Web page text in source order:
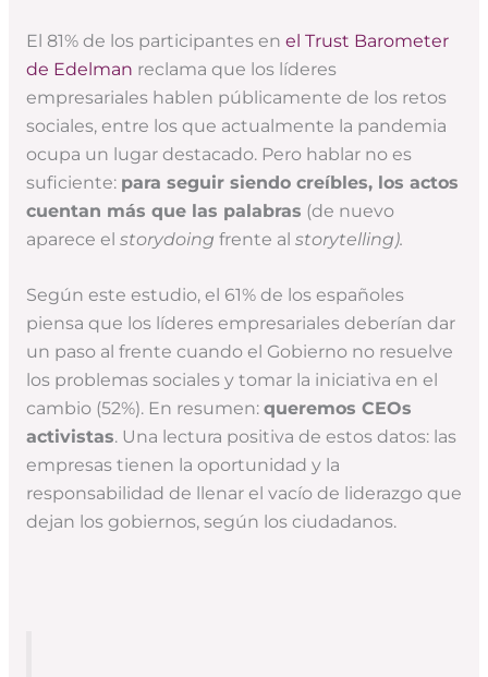
El 81% de los participantes en el Trust Barometer
de Edelman reclama que los líderes
empresariales hablen públicamente de los retos
sociales, entre los que actualmente la pandemia
ocupa un lugar destacado. Pero hablar no es
suficiente: para seguir siendo creíbles, los actos
cuentan más que las palabras (de nuevo
aparece el storydoing frente al storytelling).
Según este estudio, el 61% de los españoles
piensa que los líderes empresariales deberían dar
un paso al frente cuando el Gobierno no resuelve
los problemas sociales y tomar la iniciativa en el
cambio (52%). En resumen: queremos CEOs
activistas. Una lectura positiva de estos datos: las
empresas tienen la oportunidad y la
responsabilidad de llenar el vacío de liderazgo que
dejan los gobiernos, según los ciudadanos.